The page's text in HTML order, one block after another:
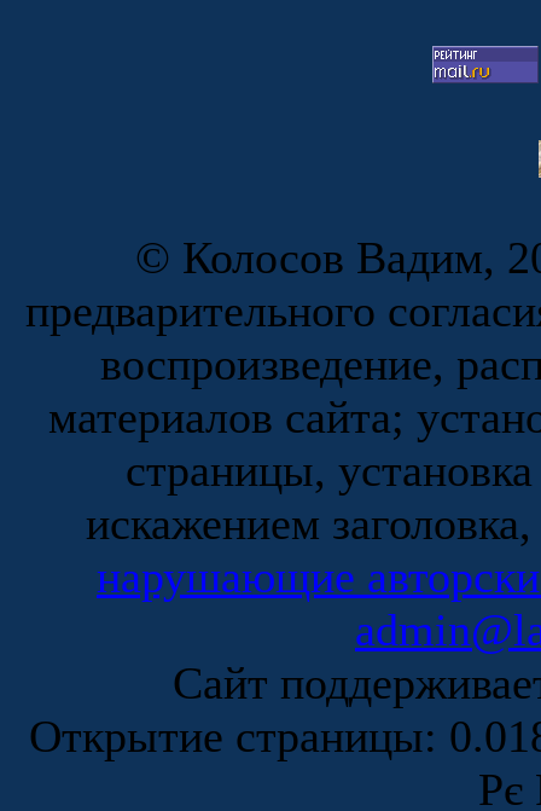
© Колосов Вадим,
предварительного
воспроизведение,
материалов сайта;
страницы,
искажением
нарушающие
Сайт
Открытие страницы:
Рє